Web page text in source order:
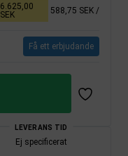
6.625,00
SEK
588,75 SEK /
Få ett erbjudande
LEVERANS TID
Ej specificerat